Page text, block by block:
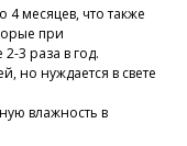
4 месяцев, что также
при
3 раза в год.
но нуждается в свете
влажность в